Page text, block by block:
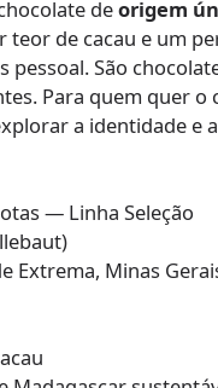
deorigem
teor de cacau e um
pessoal. São
Para quem quer o
a identidade e
— Linha Seleção
Extrema, Minas